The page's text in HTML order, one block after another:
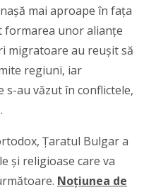
mai aproape în fața
formarea unor alianțe
migratoare au reușit să
regiuni, iar
au văzut în conflictele,
Țaratul Bulgar a
și religioase care va
Noțiunea de